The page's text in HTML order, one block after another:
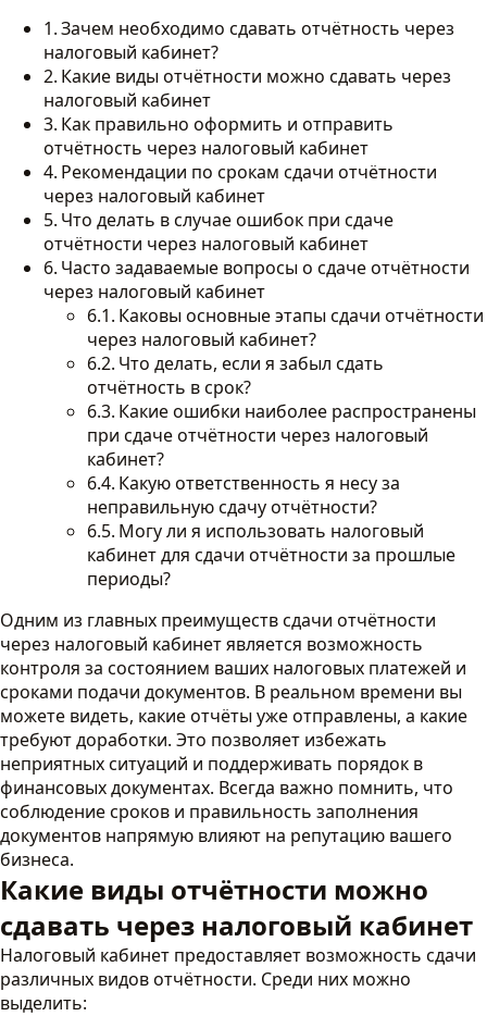
Зачем необходимо сдавать отчётность через
налоговый кабинет?
Какие виды отчётности можно сдавать через
налоговый кабинет
Как правильно оформить и отправить
отчётность через налоговый кабинет
Рекомендации по срокам сдачи отчётности
через налоговый кабинет
Что делать в случае ошибок при сдаче
отчётности через налоговый кабинет
Часто задаваемые вопросы о сдаче отчётности
через налоговый кабинет
Каковы основные этапы сдачи отчётности
через налоговый кабинет?
Что делать, если я забыл сдать
отчётность в срок?
Какие ошибки наиболее распространены
при сдаче отчётности через налоговый
кабинет?
Какую ответственность я несу за
неправильную сдачу отчётности?
Могу ли я использовать налоговый
кабинет для сдачи отчётности за прошлые
периоды?
Одним из главных преимуществ сдачи отчётности
через налоговый кабинет является возможность
контроля за состоянием ваших налоговых платежей и
сроками подачи документов. В реальном времени вы
можете видеть, какие отчёты уже отправлены, а какие
требуют доработки. Это позволяет избежать
неприятных ситуаций и поддерживать порядок в
финансовых документах. Всегда важно помнить, что
соблюдение сроков и правильность заполнения
документов напрямую влияют на репутацию вашего
бизнеса.
Какие виды отчётности можно
сдавать через налоговый кабинет
Налоговый кабинет предоставляет возможность сдачи
различных видов отчётности. Среди них можно
выделить: